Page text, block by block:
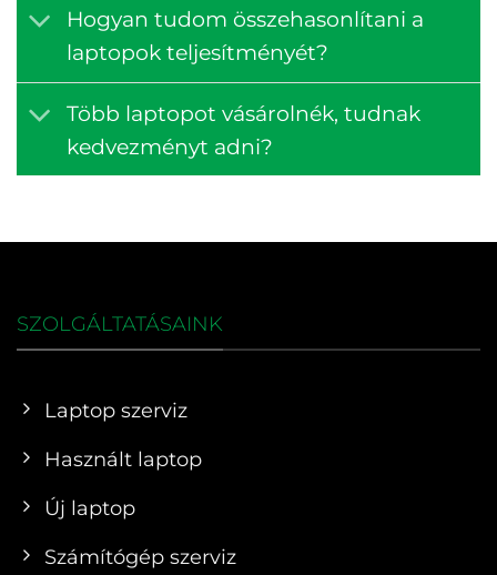
Hogyan tudom összehasonlítani a
laptopok teljesítményét?
Több laptopot vásárolnék, tudnak
kedvezményt adni?
SZOLGÁLTATÁSAINK
Laptop szerviz
Használt laptop
Új laptop
Számítógép szerviz